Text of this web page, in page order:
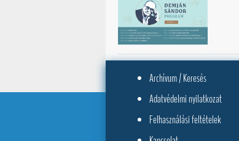
Archívum / Keresés
Adatvédelmi nyilatkozat
Felhasználási feltételek